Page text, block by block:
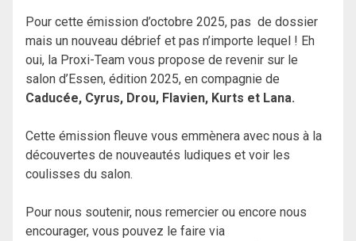
Pour cette émission d’octobre 2025, pas de dossier
mais un nouveau débrief et pas n’importe lequel ! Eh
oui, la Proxi-Team vous propose de revenir sur le
salon d’Essen, édition 2025, en compagnie de
Caducée, Cyrus, Drou, Flavien, Kurts et Lana.
Cette émission fleuve vous emmènera avec nous à la
découvertes de nouveautés ludiques et voir les
coulisses du salon.
Pour nous soutenir, nous remercier ou encore nous
encourager, vous pouvez le faire via